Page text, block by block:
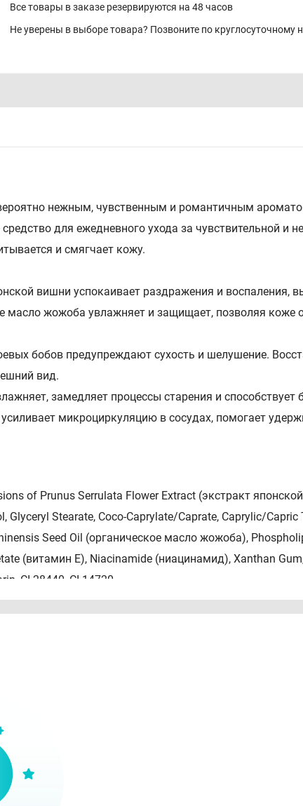
Все товары в заказе резервируются на 48 часов
Не уверены в выборе товара? Позвоните по круглосуточному
нежным, чувственным и романтичным
для ежедневного ухода за чувствительной и
и смягчает кожу.
вишни успокаивает раздражения и воспаления,
масло жожоба увлажняет и защищает, позволяя коже
бобов предупреждают сухость и шелушение.
вид.
замедляет процессы старения и
микроциркуляцию в сосудах, помогает
of Prunus Serrulata Flower Extract (экстракт
Glyceryl Stearate, Coco-Caprylate/Caprate, Caprylic/
Seed Oil (органическое масло жожоба),
(витамин Е), Niacinamide (ниацинамид), Xanthan
CI 28440, CI 14720.